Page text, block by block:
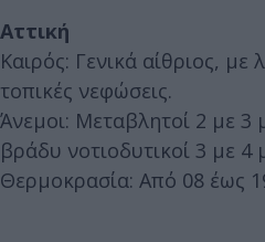
Αττική
Καιρός: Γενικά αίθριος, με
τοπικές νεφώσεις.
Άνεμοι: Μεταβλητοί 2 με
βράδυ νοτιοδυτικοί 3 με
Θερμοκρασία: Από 08 έως